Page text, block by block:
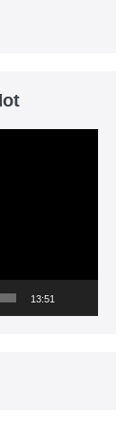
13:51